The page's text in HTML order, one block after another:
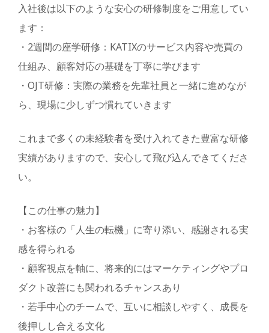
入社後は以下のような安心の研修制度をご用意してい
ます：
・2週間の座学研修：KATIXのサービス内容や売買の
仕組み、顧客対応の基礎を丁寧に学びます
・OJT研修：実際の業務を先輩社員と一緒に進めなが
ら、現場に少しずつ慣れていきます
これまで多くの未経験者を受け入れてきた豊富な研修
実績がありますので、安心して飛び込んできてくださ
い。
【この仕事の魅力】
・お客様の「人生の転機」に寄り添い、感謝される実
感を得られる
・顧客視点を軸に、将来的にはマーケティングやプロ
ダクト改善にも関われるチャンスあり
・若手中心のチームで、互いに相談しやすく、成長を
後押しし合える文化